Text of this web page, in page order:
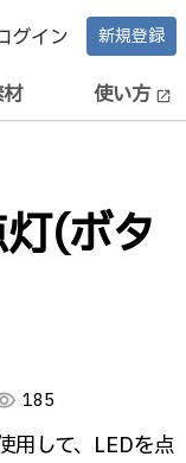
グイン 新規登録
使い方 open_in_new
(ボタ
185
用して、LEDを点